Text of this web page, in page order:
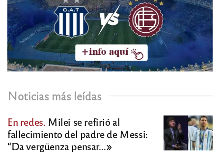
Noticias más leídas
En redes. Milei se refirió al
fallecimiento del padre de Messi:
“Da vergüenza pensar…»